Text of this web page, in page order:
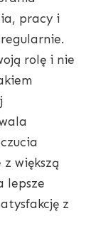
pracy i
rolę i nie
większą
lepsze
z